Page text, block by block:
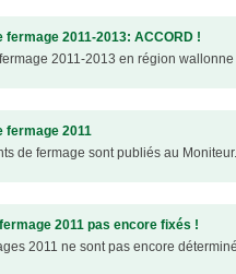
2011-2013: ACCORD !
2011-2013 en région wallonne
fermage 2011
de fermage sont publiés au
2011 pas encore fixés !
2011 ne sont pas encore